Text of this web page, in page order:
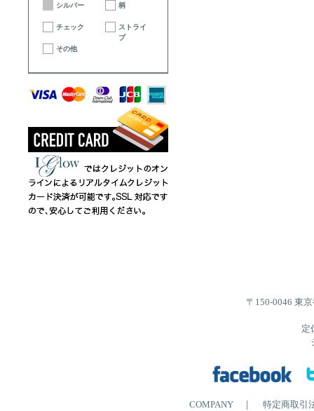
シルバー 柄
チェック
ストライ
プ
その他
〒150-0046 東
定
COMPANY｜ 特定商取引